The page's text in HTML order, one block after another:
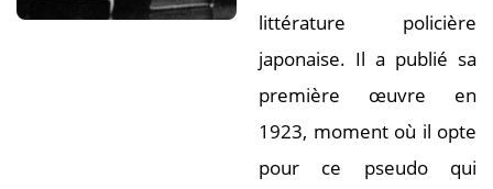
littérature policière
japonaise. Il a publié sa
première œuvre en
1923, moment où il opte
pour ce pseudo qui